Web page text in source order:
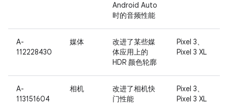
Android Auto
时的音频性能
A-
112228430
媒体
改进了某些媒
体应用上的
HDR 颜色轮廓
Pixel 3、
Pixel 3 XL
A-
113151604
相机
改进了相机快
门性能
Pixel 3、
Pixel 3 XL